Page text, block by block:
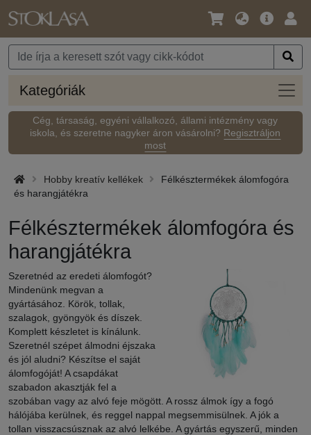
Nyelv
Pénznem
Fő
Kategóriák
Cég, társaság, egyéni vállalkozó, állami intézmény vagy
iskola, és szeretne nagyker áron vásárolni? Regisztráljon
most
Hobby kreatív kellékek
Félkésztermékek álomfogóra
és harangjátékra
Félkésztermékek álomfogóra és
harangjátékra
Szeretnéd az eredeti álomfogót?
Mindenünk megvan a
gyártásához. Körök, tollak,
szalagok, gyöngyök és díszek.
Komplett készletet is kínálunk.
Szeretnél szépet álmodni éjszaka
és jól aludni? Készítse el saját
álomfogóját! A csapdákat
szabadon akasztják fel a
szobában vagy az alvó feje mögött. A rossz álmok így a fogó
hálójába kerülnek, és reggel nappal megsemmisülnek. A jók a
tollan visszacsúsznak az alvó lelkébe. A gyártás egyszerű, minden